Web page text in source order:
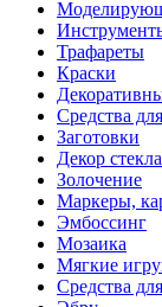
Трафареты
Краски
Средства
Заготовки
Декор
Золочение
Маркеры,
Эмбоссинг
Мозаика
Мягкие
Средства